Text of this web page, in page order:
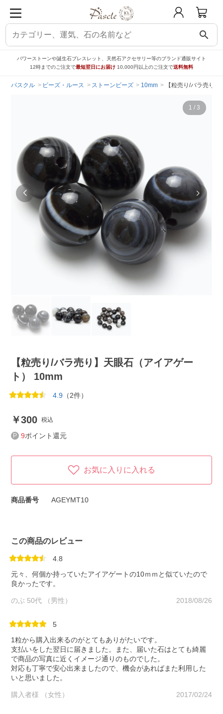
search
パワーストーンや誕生石ブレスレット、天然石アクセサリー等のブランド通販サイト
12時までのご注文で最短翌日にお届け 10,000円以上のご注文で送料無料
パスクル ビーズ・ルース ストーンビーズ 10mm 【粒売り/バラ売り
1 / 3
【粒売り/バラ売り】天眼石（アイアゲー
ト） 10mm
4.9 （2件）
300 税込
9ポイント還元
お気に入りに入れる
商品番号 AGEYMT10
この商品のレビュー
4.8
元々、何個か持っていたアイアゲートの10ｍｍと似ていたので
良かったです。
のぶ 50代 （男性） 2018/08/26
5
1粒から購入出来るのがとてもありがたいです。
支払いをした翌日に届きました。また、届いた石はとても綺麗
で商品の写真に近くイメージ通りのものでした。
対応も丁寧で安心出来ましたので、機会があればまた利用した
いと思いました。
購入者様 （女性） 2017/02/24